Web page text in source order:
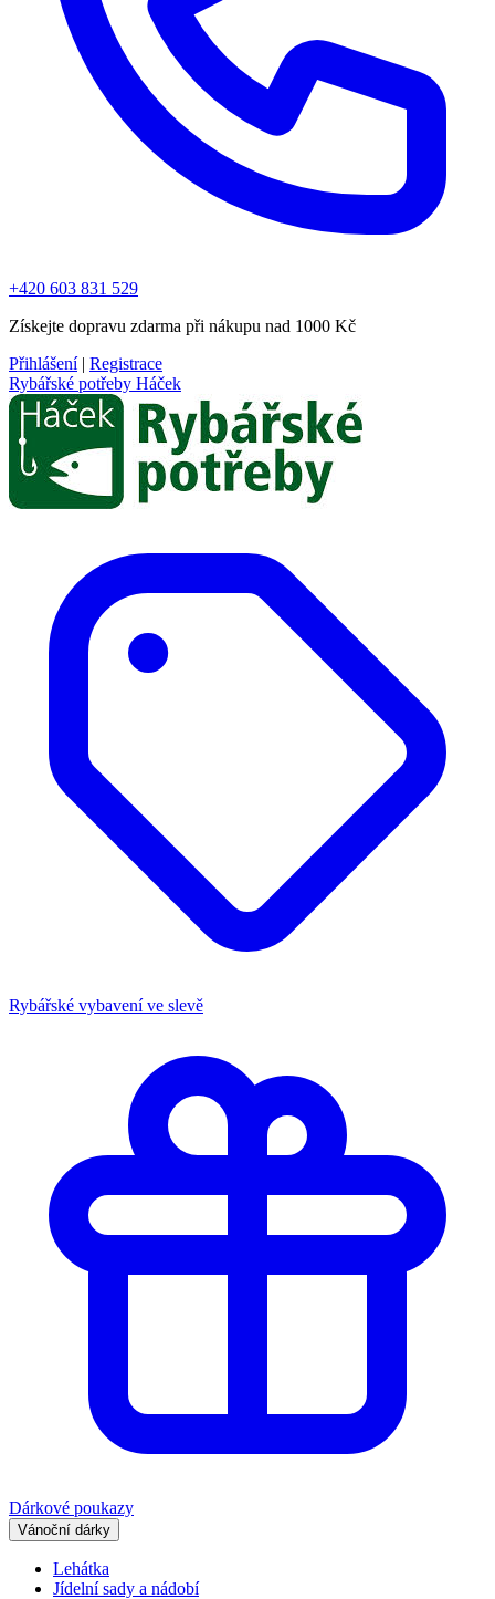
+420 603 831 529
Získejte dopravu zdarma při nákupu nad 1000 Kč
Přihlášení | Registrace
Rybářské potřeby Háček
Rybářské vybavení ve slevě
Dárkové poukazy
Vánoční dárky
Lehátka
Jídelní sady a nádobí